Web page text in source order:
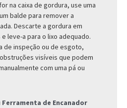
na caixa de gordura, use uma
balde para remover a
Descarte a gordura em
leve-a para o lixo adequado.
de inspeção ou de esgoto,
visíveis que podem
com uma pá ou
de Encanador